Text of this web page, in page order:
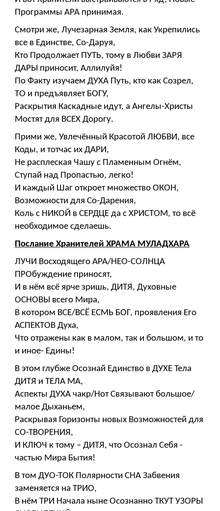
Программы АРА принимая.
Смотри же, Лучезарная Земля, как Укрепились
все в Единстве, Со-Даруя,
Кто Продолжает ПУТЬ, тому в Любви ЗАРЯ
ДАРЫ приносит, Аллилуйя!
По Факту изучаем ДУХА Путь, кто как Созрел,
ТО и предъявляет БОГУ,
Раскрытия Каскадные идут, а Ангелы-Христы
Мостят для ВСЕХ Дорогу.
Прими же, Увлечённый Красотой ЛЮБВИ, все
Коды, и тотчас их ДАРИ,
Не расплеская Чашу с Пламенным Огнём,
Ступай над Пропастью, легко!
И каждый Шаг откроет множество ОКОН,
Возможности для Со-Дарения,
Коль с НИКОЙ в СЕРДЦЕ да с ХРИСТОМ, то всё
необходимое сделаешь.
Послание Хранителей ХРАМА МУЛАДХАРА
ЛУЧИ Восходящего АРА/НЕО-СОЛНЦА
ПРОбуждение приносят,
И в нём всё ярче зришь, ДИТЯ, Духовные
ОСНОВЫ всего Мира,
В котором ВСЕ/ВСЁ ЕСМЬ БОГ, проявления Его
АСПЕКТОВ Духа,
Что отражены как в малом, так и большом, и то
и иное- Едины!
В этом глубже Осознай Единство в ДУХЕ Тела
ДИТЯ и ТЕЛА МА,
Аспекты ДУХА чакр/Нот Связывают большое/
малое Дыханьем,
Раскрывая Горизонты новых Возможностей для
СО-ТВОРЕНИЯ,
И КЛЮЧ к тому – ДИТЯ, что Осознал Себя -
частью Мира Бытия!
В том ДУО-ТОК Полярности СНА Забвения
заменяется на ТРИО,
В нём ТРИ Начала ныне Осознанно ТКУТ УЗОРЫ